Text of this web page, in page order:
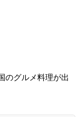
のグルメ料理が出